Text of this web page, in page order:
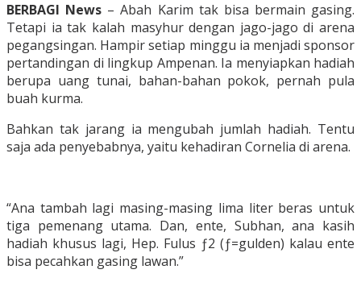
BERBAGI News – Abah Karim tak bisa bermain gasing.
Tetapi ia tak kalah masyhur dengan jago-jago di arena
pegangsingan. Hampir setiap minggu ia menjadi sponsor
pertandingan di lingkup Ampenan. Ia menyiapkan hadiah
berupa uang tunai, bahan-bahan pokok, pernah pula
buah kurma.
Bahkan tak jarang ia mengubah jumlah hadiah. Tentu
saja ada penyebabnya, yaitu kehadiran Cornelia di arena.
“Ana tambah lagi masing-masing lima liter beras untuk
tiga pemenang utama. Dan, ente, Subhan, ana kasih
hadiah khusus lagi, Hep. Fulus ƒ2 (ƒ=gulden) kalau ente
bisa pecahkan gasing lawan.”